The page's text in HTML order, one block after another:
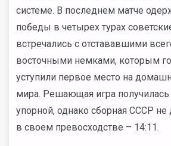
системе. В последнем матче
победы в четырех турах
встречались с отстававшими
восточными немками, которым
уступили первое место на
мира. Решающая игра
упорной, однако сборная СССР не
в своем превосходстве – 14:11.